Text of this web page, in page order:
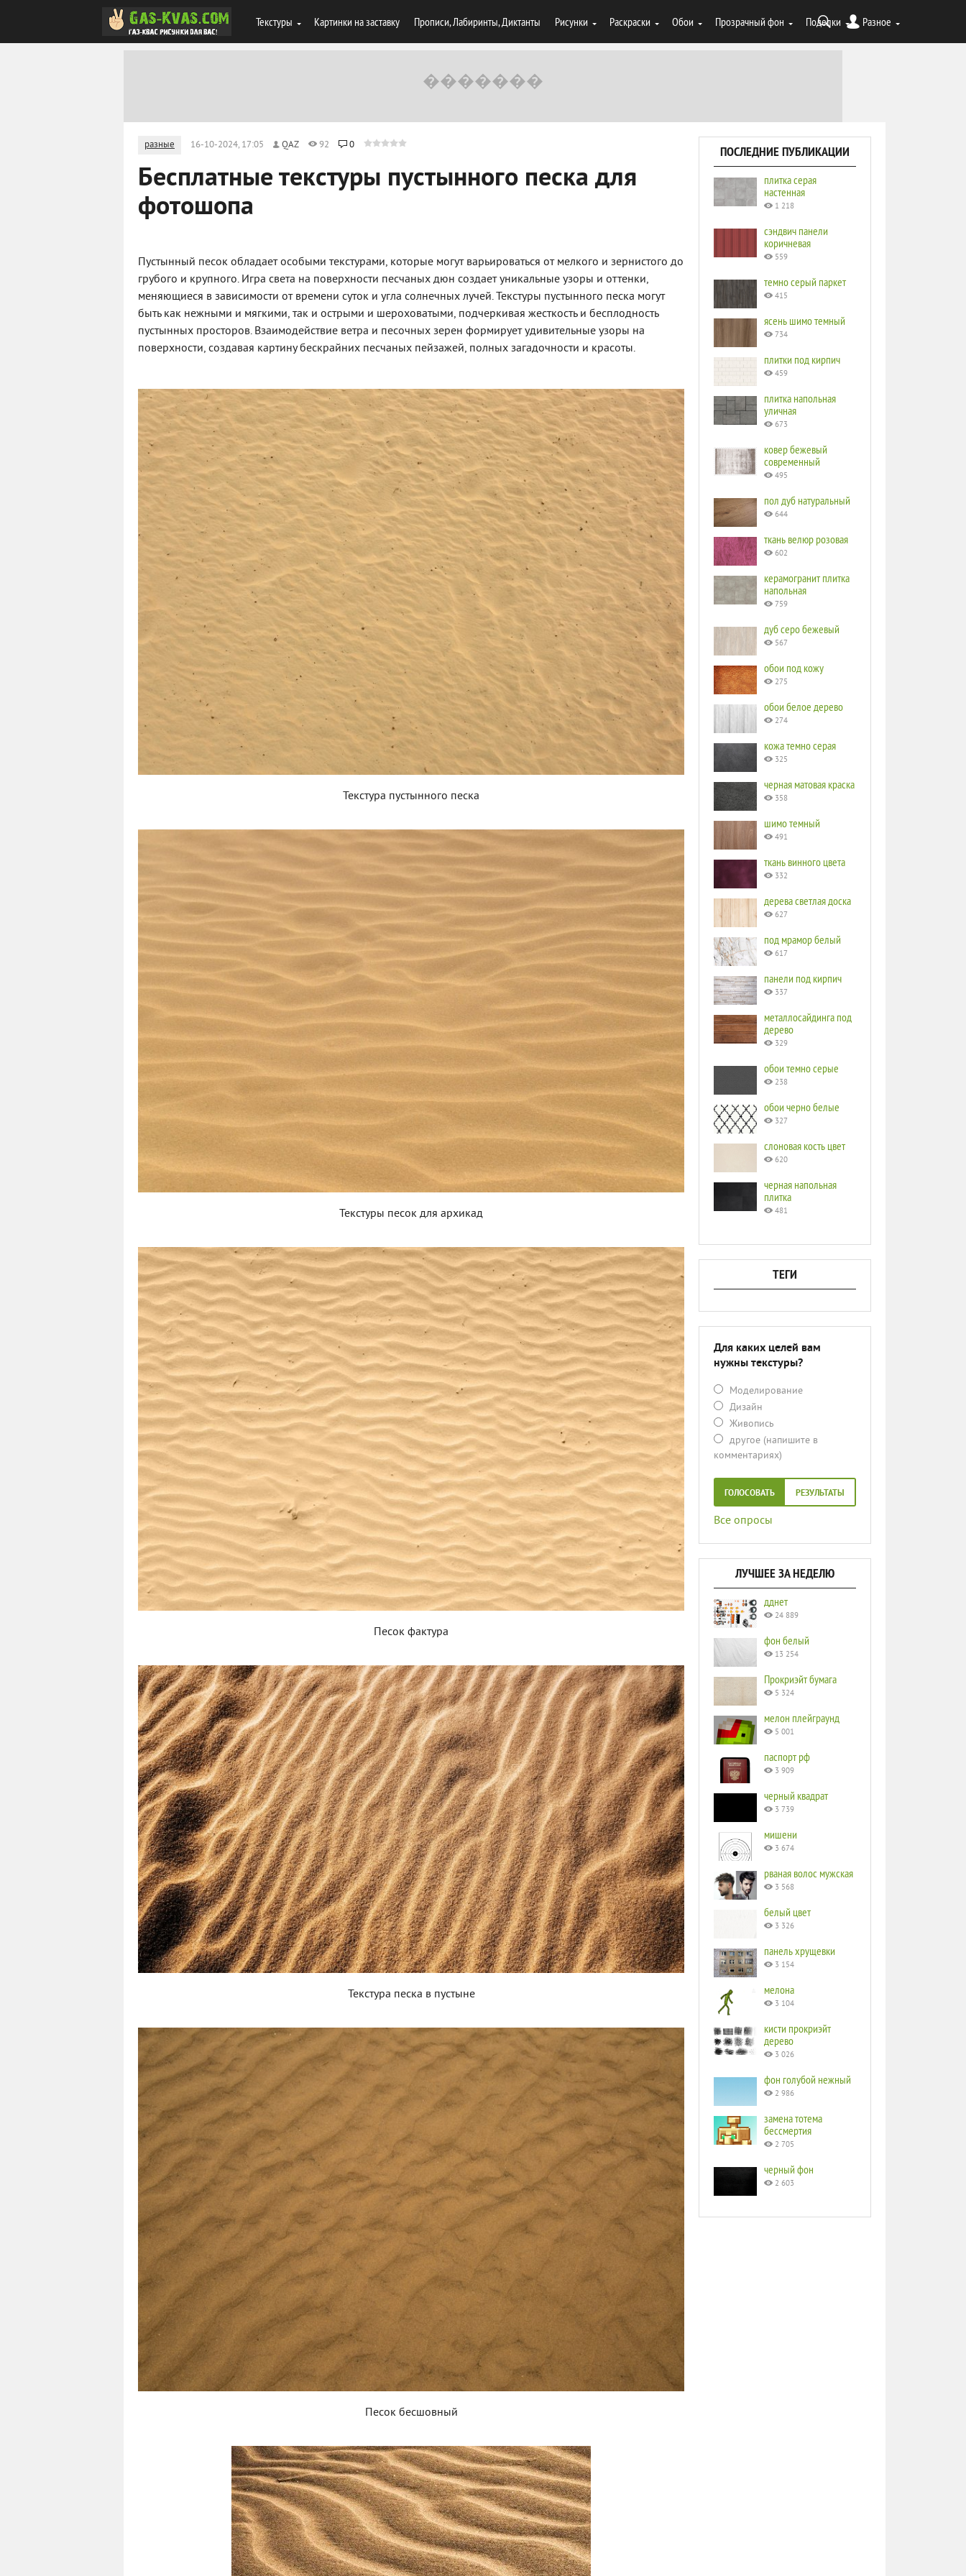
Текстуры Картинки на заставку Прописи, Лабиринты, Диктанты Рисунки Раскраски Обои Прозрачный фон Поделки Разное
разные 16-10-2024, 17:05 QAZ 92 0
Бесплатные текстуры пустынного песка для
фотошопа
Пустынный песок обладает особыми текстурами, которые могут варьироваться от мелкого и зернистого до
грубого и крупного. Игра света на поверхности песчаных дюн создает уникальные узоры и оттенки,
меняющиеся в зависимости от времени суток и угла солнечных лучей. Текстуры пустынного песка могут
быть как нежными и мягкими, так и острыми и шероховатыми, подчеркивая жесткость и бесплодность
пустынных просторов. Взаимодействие ветра и песочных зерен формирует удивительные узоры на
поверхности, создавая картину бескрайних песчаных пейзажей, полных загадочности и красоты.
Текстура пустынного песка
Текстуры песок для архикад
Песок фактура
Текстура песка в пустыне
Песок бесшовный
ПОСЛЕДНИЕ ПУБЛИКАЦИИ
плитка серая
настенная
1 218
сэндвич панели
коричневая
559
темно серый паркет
415
ясень шимо темный
734
плитки под кирпич
459
плитка напольная
уличная
673
ковер бежевый
современный
495
пол дуб натуральный
644
ткань велюр розовая
602
керамогранит плитка
напольная
759
дуб серо бежевый
567
обои под кожу
275
обои белое дерево
274
кожа темно серая
325
черная матовая краска
358
шимо темный
491
ткань винного цвета
332
дерева светлая доска
627
под мрамор белый
617
панели под кирпич
337
металлосайдинга под
дерево
329
обои темно серые
238
обои черно белые
327
слоновая кость цвет
620
черная напольная
плитка
481
ТЕГИ
Для каких целей вам
нужны текстуры?
Моделирование
Дизайн
Живопись
другое (напишите в
комментариях)
ГОЛОСОВАТЬ РЕЗУЛЬТАТЫ
Все опросы
ЛУЧШЕЕ ЗА НЕДЕЛЮ
дднет
24 889
фон белый
13 254
Прокриэйт бумага
5 324
мелон плейграунд
5 001
паспорт рф
3 909
черный квадрат
3 739
мишени
3 674
рваная волос мужская
3 568
белый цвет
3 326
панель хрущевки
3 154
мелона
3 104
кисти прокриэйт
дерево
3 026
фон голубой нежный
2 986
замена тотема
бессмертия
2 705
черный фон
2 603